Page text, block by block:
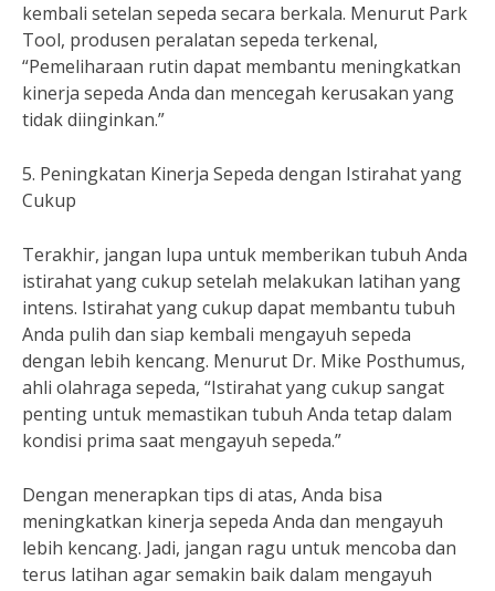
kembali setelan sepeda secara berkala. Menurut Park
Tool, produsen peralatan sepeda terkenal,
“Pemeliharaan rutin dapat membantu meningkatkan
kinerja sepeda Anda dan mencegah kerusakan yang
tidak diinginkan.”
5. Peningkatan Kinerja Sepeda dengan Istirahat yang
Cukup
Terakhir, jangan lupa untuk memberikan tubuh Anda
istirahat yang cukup setelah melakukan latihan yang
intens. Istirahat yang cukup dapat membantu tubuh
Anda pulih dan siap kembali mengayuh sepeda
dengan lebih kencang. Menurut Dr. Mike Posthumus,
ahli olahraga sepeda, “Istirahat yang cukup sangat
penting untuk memastikan tubuh Anda tetap dalam
kondisi prima saat mengayuh sepeda.”
Dengan menerapkan tips di atas, Anda bisa
meningkatkan kinerja sepeda Anda dan mengayuh
lebih kencang. Jadi, jangan ragu untuk mencoba dan
terus latihan agar semakin baik dalam mengayuh